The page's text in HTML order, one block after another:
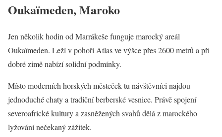
Oukaïmeden, Maroko
Jen několik hodin od Marrákeše funguje marocký areál
Oukaïmeden. Leží v pohoří Atlas ve výšce přes 2600 metrů a při
dobré zimě nabízí solidní podmínky.
Místo moderních horských městeček tu návštěvníci najdou
jednoduché chaty a tradiční berberské vesnice. Právě spojení
severoafrické kultury a zasněžených svahů dělá z marockého
lyžování nečekaný zážitek.